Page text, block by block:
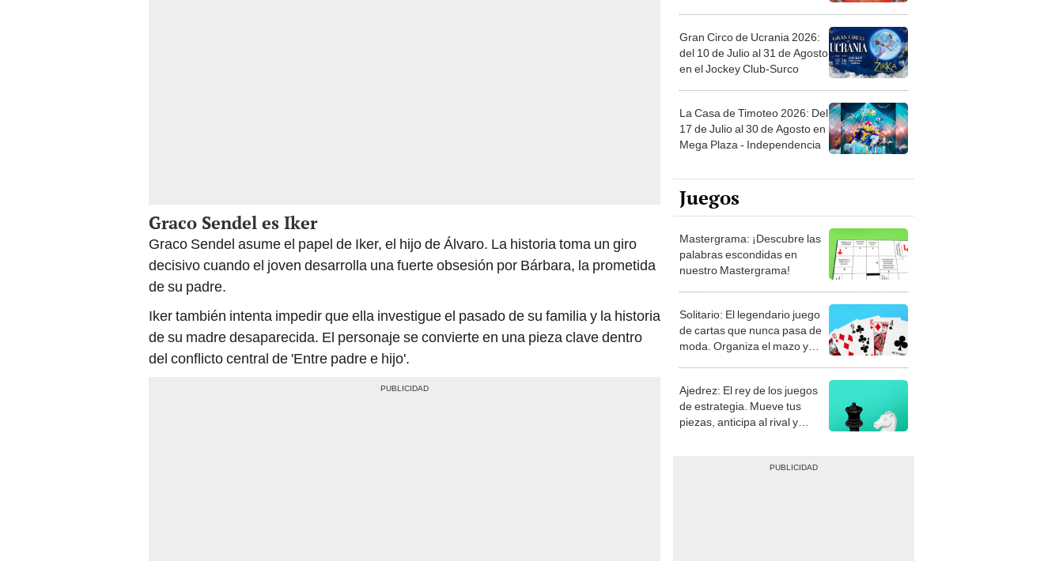
Graco Sendel es Iker
Graco Sendel asume el papel de Iker, el hijo de Álvaro. La historia toma un giro
decisivo cuando el joven desarrolla una fuerte obsesión por Bárbara, la prometida
de su padre.
Iker también intenta impedir que ella investigue el pasado de su familia y la historia
de su madre desaparecida. El personaje se convierte en una pieza clave dentro
del conflicto central de 'Entre padre e hijo'.
Gran Circo de Ucrania 2026:
del 10 de Julio al 31 de Agosto
en el Jockey Club-Surco
La Casa de Timoteo 2026: Del
17 de Julio al 30 de Agosto en
Mega Plaza - Independencia
Juegos
Mastergrama: ¡Descubre las
palabras escondidas en
nuestro Mastergrama!
Solitario: El legendario juego
de cartas que nunca pasa de
moda. Organiza el mazo y
Ajedrez: El rey de los juegos
de estrategia. Mueve tus
piezas, anticipa al rival y